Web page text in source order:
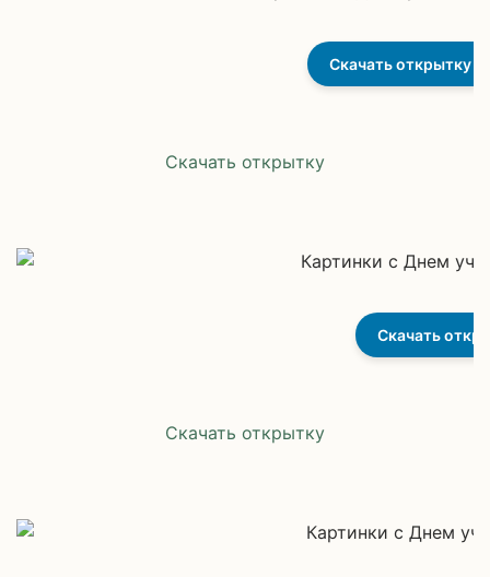
Скачать открытку
Скачать открытку
Скачать
Скачать открытку